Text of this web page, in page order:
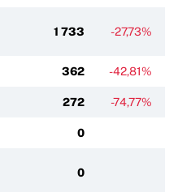
1 733 -27,73%
362 -42,81%
272 -74,77%
0
0